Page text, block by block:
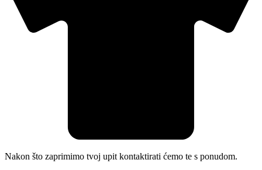
Nakon što zaprimimo tvoj upit kontaktirati ćemo te s ponudom.